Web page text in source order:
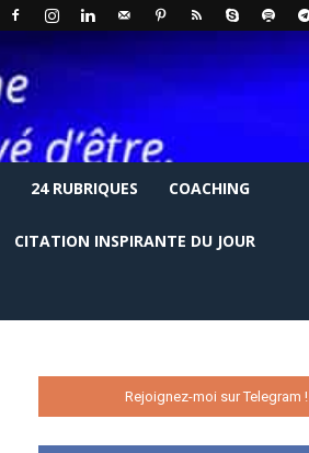
24 RUBRIQUES COACHING
CITATION INSPIRANTE DU JOUR
Rejoignez-moi sur Telegram !